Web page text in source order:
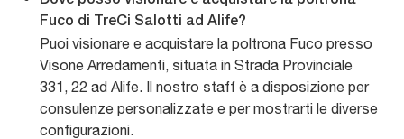
Fuco di TreCi Salotti ad Alife?
Puoi visionare e acquistare la poltrona Fuco presso
Visone Arredamenti, situata in Strada Provinciale
331, 22 ad Alife. Il nostro staff è a disposizione per
consulenze personalizzate e per mostrarti le diverse
configurazioni.